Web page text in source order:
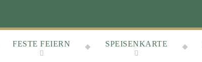
FESTE FEIERN SPEISENKARTE